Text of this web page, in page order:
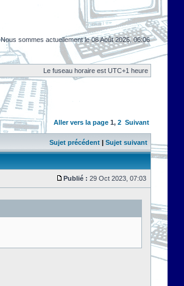
Nous sommes actuellement le 08 Août 2026, 06:06
Le fuseau horaire est UTC+1 heure
Aller vers la page 1, 2 Suivant
Sujet précédent | Sujet suivant
Publié : 29 Oct 2023, 07:03